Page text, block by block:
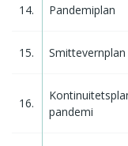
14. Pandemiplan
15. Smittevernplan
16.
pandemi